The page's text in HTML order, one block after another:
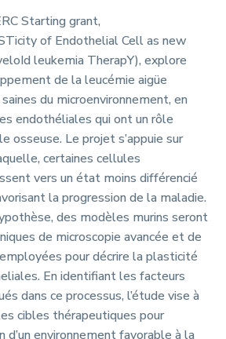
Starting grant,
of Endothelial Cell as new
leukemia TherapY), explore
de la leucémie aigüe
du microenvironnement, en
endothéliales qui ont un rôle
osseuse. Le projet s’appuie sur
certaines cellules
vers un état moins différencié
la progression de la maladie.
des modèles murins seront
de microscopie avancée et de
pour décrire la plasticité
En identifiant les facteurs
dans ce processus, l’étude vise à
cibles thérapeutiques pour
d’un environnement favorable à la